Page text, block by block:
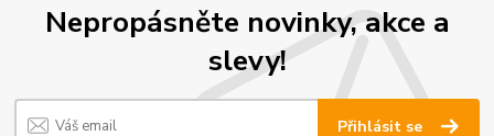
Nepropásněte novinky, akce a
slevy!
Přihlásit se